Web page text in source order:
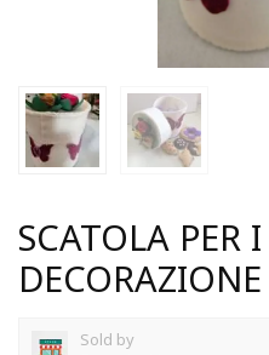
SCATOLA PER
Sold by